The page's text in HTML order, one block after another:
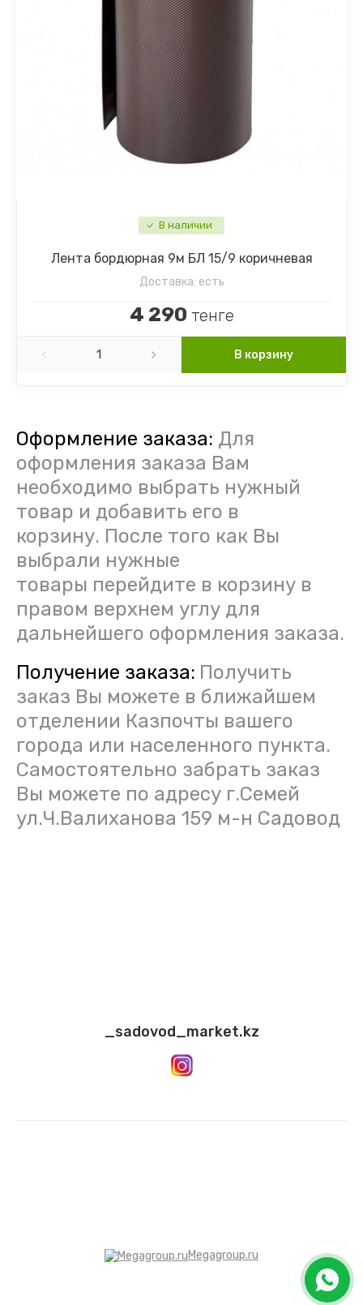
В наличии
Лента бордюрная 9м БЛ 15/9 коричневая
Доставка: есть
4 290 тенге
В корзину
Оформление заказа: Для
оформления заказа Вам
необходимо выбрать нужный
товар и добавить его в
корзину. После того как Вы
выбрали нужные
товары перейдите в корзину в
правом верхнем углу для
дальнейшего оформления заказа.
Получение заказа: Получить
заказ Вы можете в ближайшем
отделении Казпочты вашего
города или населенного пункта.
Самостоятельно забрать заказ
Вы можете по адресу г.Семей
ул.Ч.Валиханова 159 м-н Садовод
_sadovod_market.kz
Megagroup.ru